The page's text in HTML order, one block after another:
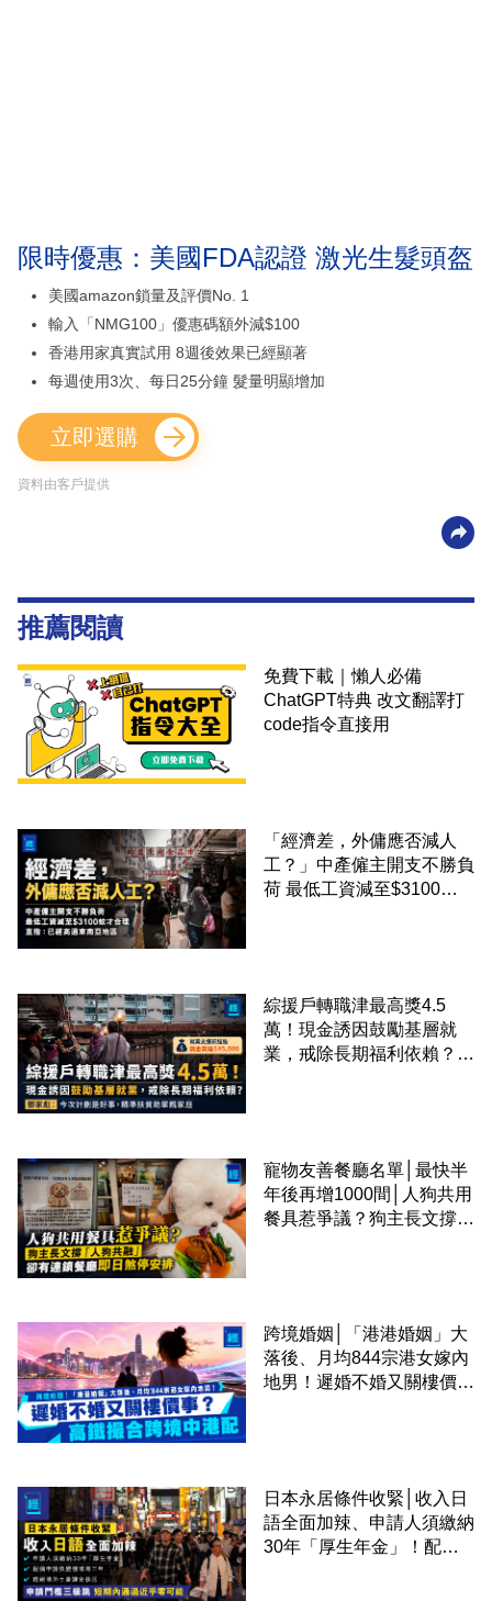
限時優惠：美國FDA認證 激光生髮頭盔
美國amazon鎖量及評價No. 1
輸入「NMG100」優惠碼額外減$100
香港用家真實試用 8週後效果已經顯著
每週使用3次、每日25分鐘 髮量明顯增加
立即選購
資料由客戶提供
推薦閱讀
免費下載｜懶人必備
ChatGPT特典 改文翻譯打
code指令直接用
「經濟差，外傭應否減人
工？」中產僱主開支不勝負
荷 最低工資減至$3100蚊
綜援戶轉職津最高獎4.5
萬！現金誘因鼓勵基層就
業，戒除長期福利依賴？鄧
寵物友善餐廳名單│最快半
年後再增1000間│人狗共用
餐具惹爭議？狗主長文撐
跨境婚姻│「港港婚姻」大
落後、月均844宗港女嫁內
地男！遲婚不婚又關樓價
日本永居條件收緊│收入日
語全面加辣、申請人須繳納
30年「厚生年金」！配偶